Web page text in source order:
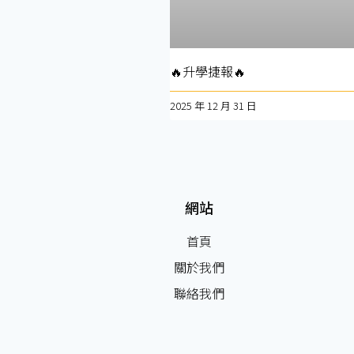
🔥升學捷報🔥
2025 年 12 月 31 日
網站
首頁
關於我們
聯絡我們